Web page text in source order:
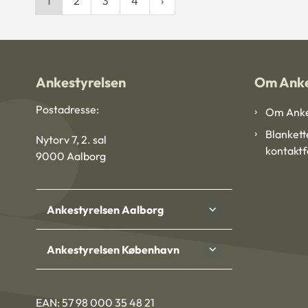
Ankestyrelsen
Postadresse:
Nytorv 7, 2. sal
9000 Aalborg
Ankestyrelsen Aalborg
Ankestyrelsen København
EAN: 57 98 000 35 48 21
Om
Om